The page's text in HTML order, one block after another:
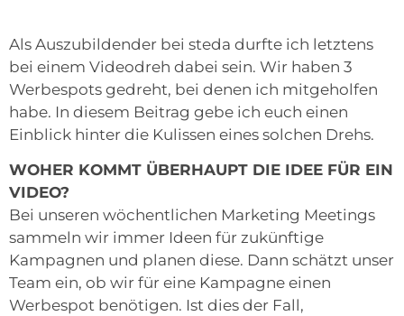
Als Auszubildender bei steda durfte ich letztens
bei einem Videodreh dabei sein. Wir haben 3
Werbespots gedreht, bei denen ich mitgeholfen
habe. In diesem Beitrag gebe ich euch einen
Einblick hinter die Kulissen eines solchen Drehs.
WOHER KOMMT ÜBERHAUPT DIE IDEE FÜR EIN
VIDEO?
Bei unseren wöchentlichen Marketing Meetings
sammeln wir immer Ideen für zukünftige
Kampagnen und planen diese. Dann schätzt unser
Team ein, ob wir für eine Kampagne einen
Werbespot benötigen. Ist dies der Fall,